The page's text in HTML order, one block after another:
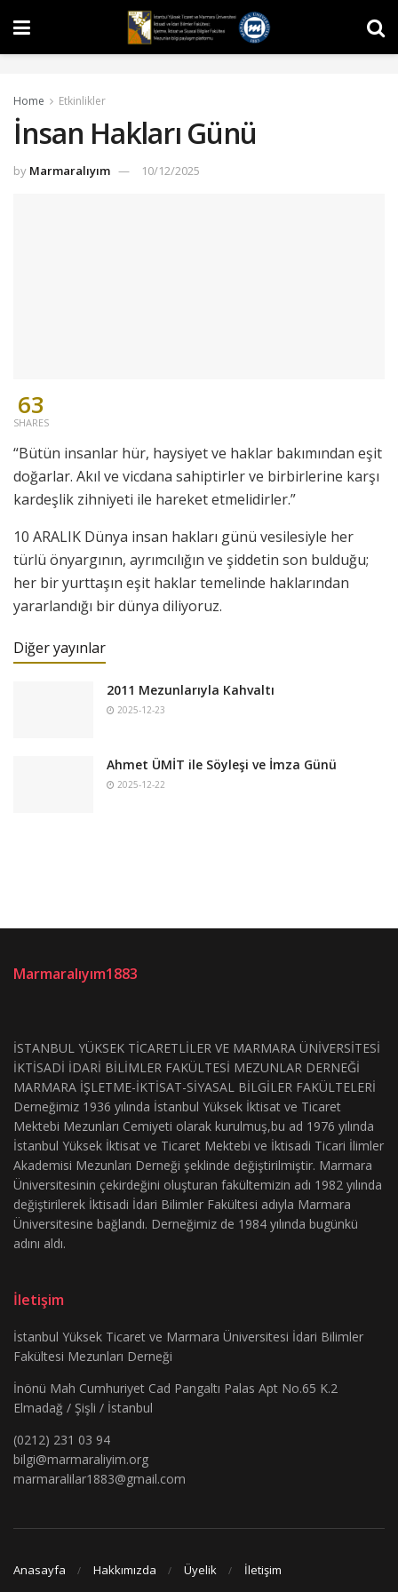
Home Etkinlikler
İnsan Hakları Günü
by Marmaralıyım 10/12/2025
63
SHARES
“Bütün insanlar hür, haysiyet ve haklar bakımından eşit
doğarlar. Akıl ve vicdana sahiptirler ve birbirlerine karşı
kardeşlik zihniyeti ile hareket etmelidirler.”
10 ARALIK Dünya insan hakları günü vesilesiyle her
türlü önyargının, ayrımcılığın ve şiddetin son bulduğu;
her bir yurttaşın eşit haklar temelinde haklarından
yararlandığı bir dünya diliyoruz.
Diğer yayınlar
2011 Mezunlarıyla Kahvaltı
2025-12-23
Ahmet ÜMİT ile Söyleşi ve İmza Günü
2025-12-22
Marmaralıyım1883
İSTANBUL YÜKSEK TİCARETLİLER VE MARMARA ÜNİVERSİTESİ
İKTİSADİ İDARİ BİLİMLER FAKÜLTESİ MEZUNLAR DERNEĞİ
MARMARA İŞLETME-İKTİSAT-SİYASAL BİLGİLER FAKÜLTELERİ
Derneğimiz 1936 yılında İstanbul Yüksek İktisat ve Ticaret
Mektebi Mezunları Cemiyeti olarak kurulmuş,bu ad 1976 yılında
İstanbul Yüksek İktisat ve Ticaret Mektebi ve İktisadi Ticari İlimler
Akademisi Mezunları Derneği şeklinde değiştirilmiştir. Marmara
Üniversitesinin çekirdeğini oluşturan fakültemizin adı 1982 yılında
değiştirilerek İktisadi İdari Bilimler Fakültesi adıyla Marmara
Üniversitesine bağlandı. Derneğimiz de 1984 yılında bugünkü
adını aldı.
İletişim
İstanbul Yüksek Ticaret ve Marmara Üniversitesi İdari Bilimler
Fakültesi Mezunları Derneği
İnönü Mah Cumhuriyet Cad Pangaltı Palas Apt No.65 K.2
Elmadağ / Şişli / İstanbul
(0212) 231 03 94
bilgi@marmaraliyim.org
marmaralilar1883@gmail.com
Anasayfa Hakkımızda Üyelik İletişim